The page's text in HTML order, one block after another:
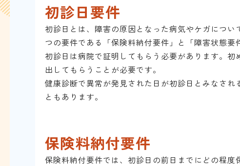
初診日要件
初診日とは、障害の原因となった病気やケガにつ
つの要件である「保険料納付要件」と「障害状態要
初診日は病院で証明してもらう必要があります。
出してもらうことが必要です。
健康診断で異常が発見された日が初診日とみなさ
ともあります。
保険料納付要件
保険料納付要件では、初診日の前日までにどの程度